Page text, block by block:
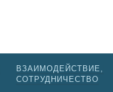
ВЗАИМОДЕЙСТВИЕ,
СОТРУДНИЧЕСТВО